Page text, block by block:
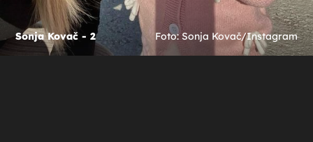
Sonja Kovač - 2 Foto: Sonja Kovač/Instagram